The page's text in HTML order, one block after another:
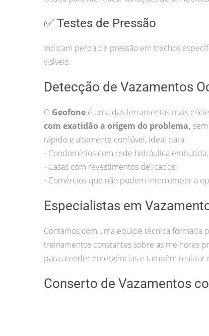
✅ Testes de Pressão
Indicam perda de pressão em trechos
visíveis.
Detecção de Vazamentos
O Geofone é uma das ferramentas mais
com exatidão a origem do problema,
rápido e altamente confiável, ideal para:
• Condomínios com rede hidráulica embutida;
• Casas com revestimentos delicados;
• Comércios que não podem interromper a
Especialistas em
Contamos com uma equipe técnica formada
treinamentos constantes sobre as melhores
para atender emergências e também realizar
Conserto de Vazamentos